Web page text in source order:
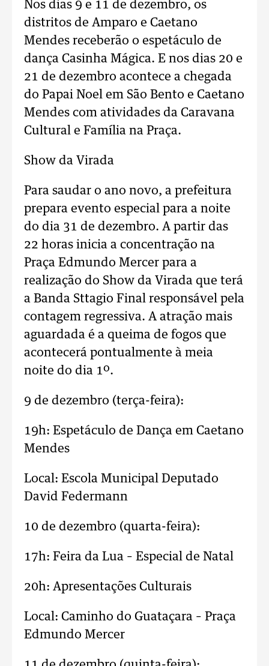
Nos dias 9 e 11 de dezembro, os
distritos de Amparo e Caetano
Mendes receberão o espetáculo de
dança Casinha Mágica. E nos dias 20 e
21 de dezembro acontece a chegada
do Papai Noel em São Bento e Caetano
Mendes com atividades da Caravana
Cultural e Família na Praça.
Show da Virada
Para saudar o ano novo, a prefeitura
prepara evento especial para a noite
do dia 31 de dezembro. A partir das
22 horas inicia a concentração na
Praça Edmundo Mercer para a
realização do Show da Virada que terá
a Banda Sttagio Final responsável pela
contagem regressiva. A atração mais
aguardada é a queima de fogos que
acontecerá pontualmente à meia
noite do dia 1º.
9 de dezembro (terça-feira):
19h: Espetáculo de Dança em Caetano
Mendes
Local: Escola Municipal Deputado
David Federmann
10 de dezembro (quarta-feira):
17h: Feira da Lua – Especial de Natal
20h: Apresentações Culturais
Local: Caminho do Guataçara – Praça
Edmundo Mercer